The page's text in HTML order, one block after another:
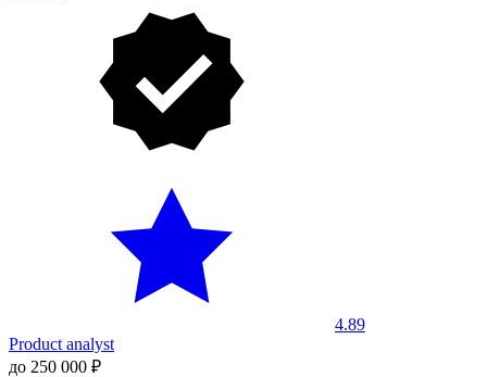
4.89
Product analyst
до 250 000 ₽